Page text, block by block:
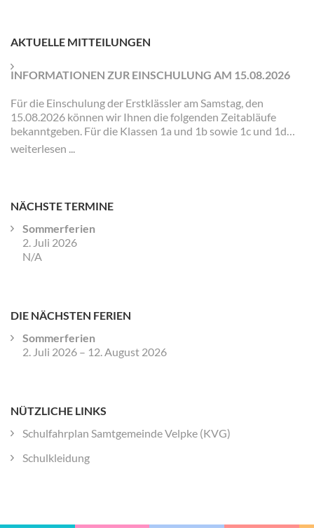
AKTUELLE MITTEILUNGEN
INFORMATIONEN ZUR EINSCHULUNG AM 15.08.2026
Für die Einschulung der Erstklässler am Samstag, den
15.08.2026 können wir Ihnen die folgenden Zeitabläufe
bekanntgeben. Für die Klassen 1a und 1b sowie 1c und 1d
gibt es jeweils eigene Zeiten und Veranstaltungen.
weiterlesen ...
NÄCHSTE TERMINE
Sommerferien
2. Juli 2026
N/A
DIE NÄCHSTEN FERIEN
Sommerferien
2. Juli 2026 – 12. August 2026
NÜTZLICHE LINKS
Schulfahrplan Samtgemeinde Velpke (KVG)
Schulkleidung